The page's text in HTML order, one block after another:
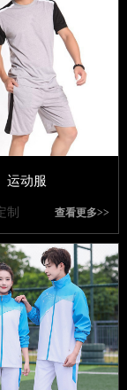
运动服
制 查看更多>>